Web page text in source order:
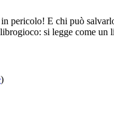
pericolo! E chi può
si legge come
)